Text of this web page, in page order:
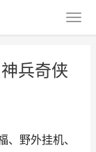
兵奇侠
野外挂机、